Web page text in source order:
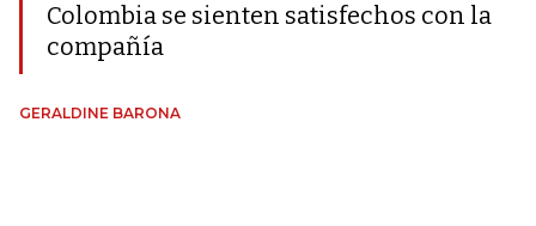
Colombia se sienten satisfechos con la
compañía
GERALDINE BARONA